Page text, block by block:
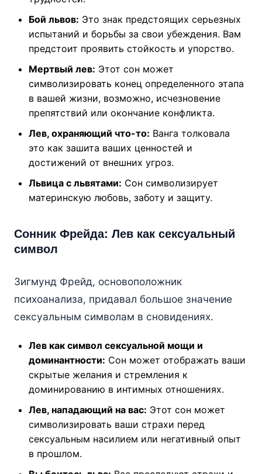
Бой львов: Это знак предстоящих серьезных
испытаний и борьбы за свои убеждения. Вам
предстоит проявить стойкость и упорство.
Мертвый лев: Этот сон может
символизировать конец определенного этапа
в вашей жизни, возможно, исчезновение
препятствий или окончание конфликта.
Лев, охраняющий что-то: Ванга толковала
это как зашита ваших ценностей и
достижений от внешних угроз.
Львица с львятами: Сон символизирует
материнскую любовь, заботу и защиту.
Сонник Фрейда: Лев как сексуальный
символ
Зигмунд Фрейд, основоположник
психоанализа, придавал большое значение
сексуальным символам в сновидениях.
Лев как символ сексуальной мощи и
доминантности: Сон может отображать ваши
скрытые желания и стремления к
доминированию в интимных отношениях.
Лев, нападающий на вас: Этот сон может
символизировать ваши страхи перед
сексуальным насилием или негативный опыт
в прошлом.